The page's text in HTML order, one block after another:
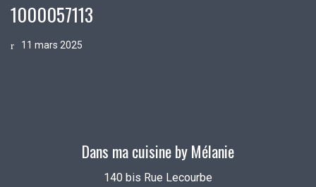
1000057113
11 mars 2025
Dans ma cuisine by Mélanie
140 bis Rue Lecourbe